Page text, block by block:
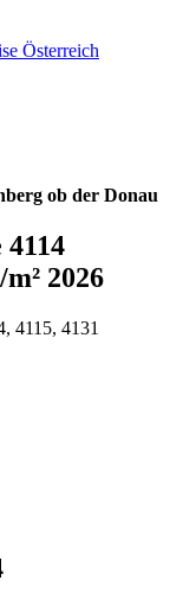
Österreich
ob der Donau
2026
4115, 4131